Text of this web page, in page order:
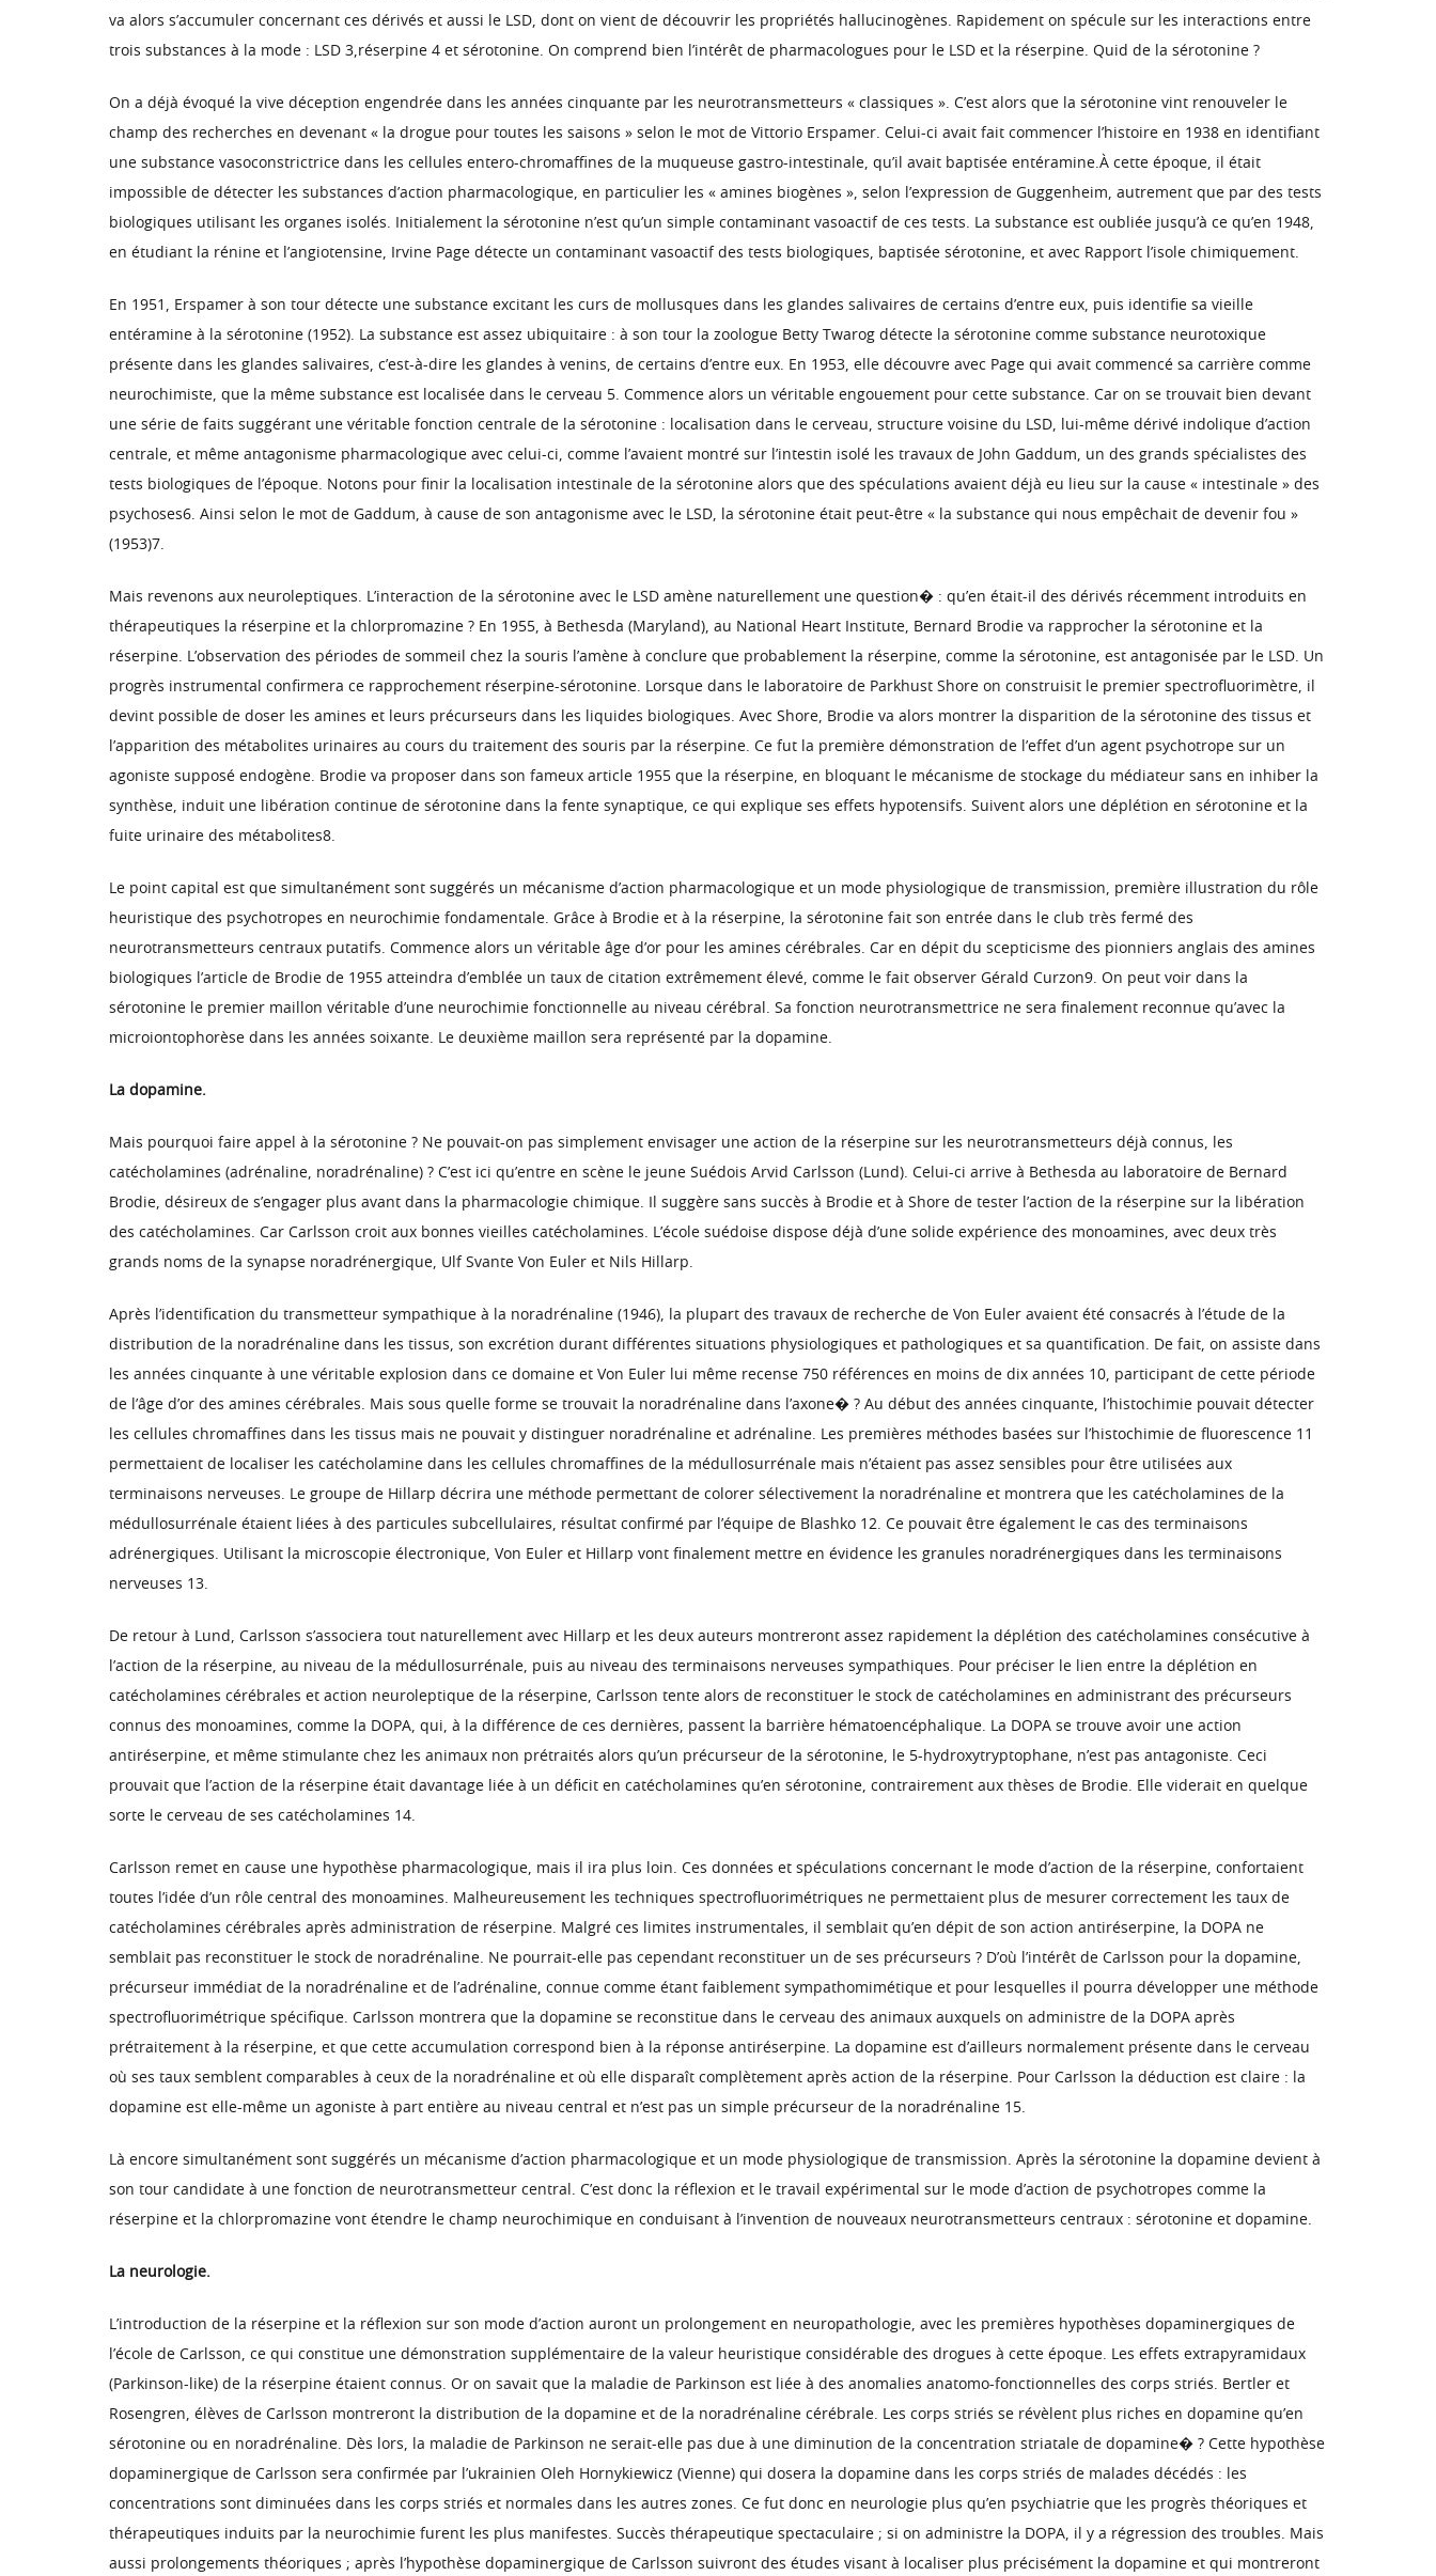
va alors s’accumuler concernant ces dérivés et aussi le LSD, dont on vient de découvrir les propriétés hallucinogènes. Rapidement on spécule sur les interactions entre
trois substances à la mode : LSD 3,réserpine 4 et sérotonine. On comprend bien l’intérêt de pharmacologues pour le LSD et la réserpine. Quid de la sérotonine ?
On a déjà évoqué la vive déception engendrée dans les années cinquante par les neurotransmetteurs « classiques ». C’est alors que la sérotonine vint renouveler le
champ des recherches en devenant « la drogue pour toutes les saisons » selon le mot de Vittorio Erspamer. Celui-ci avait fait commencer l’histoire en 1938 en identifiant
une substance vasoconstrictrice dans les cellules entero-chromaffines de la muqueuse gastro-intestinale, qu’il avait baptisée entéramine.À cette époque, il était
impossible de détecter les substances d’action pharmacologique, en particulier les « amines biogènes », selon l’expression de Guggenheim, autrement que par des tests
biologiques utilisant les organes isolés. Initialement la sérotonine n’est qu’un simple contaminant vasoactif de ces tests. La substance est oubliée jusqu’à ce qu’en 1948,
en étudiant la rénine et l’angiotensine, Irvine Page détecte un contaminant vasoactif des tests biologiques, baptisée sérotonine, et avec Rapport l’isole chimiquement.
En 1951, Erspamer à son tour détecte une substance excitant les curs de mollusques dans les glandes salivaires de certains d’entre eux, puis identifie sa vieille
entéramine à la sérotonine (1952). La substance est assez ubiquitaire : à son tour la zoologue Betty Twarog détecte la sérotonine comme substance neurotoxique
présente dans les glandes salivaires, c’est-à-dire les glandes à venins, de certains d’entre eux. En 1953, elle découvre avec Page qui avait commencé sa carrière comme
neurochimiste, que la même substance est localisée dans le cerveau 5. Commence alors un véritable engouement pour cette substance. Car on se trouvait bien devant
une série de faits suggérant une véritable fonction centrale de la sérotonine : localisation dans le cerveau, structure voisine du LSD, lui-même dérivé indolique d’action
centrale, et même antagonisme pharmacologique avec celui-ci, comme l’avaient montré sur l’intestin isolé les travaux de John Gaddum, un des grands spécialistes des
tests biologiques de l’époque. Notons pour finir la localisation intestinale de la sérotonine alors que des spéculations avaient déjà eu lieu sur la cause « intestinale » des
psychoses6. Ainsi selon le mot de Gaddum, à cause de son antagonisme avec le LSD, la sérotonine était peut-être « la substance qui nous empêchait de devenir fou »
(1953)7.
Mais revenons aux neuroleptiques. L’interaction de la sérotonine avec le LSD amène naturellement une question� : qu’en était-il des dérivés récemment introduits en
thérapeutiques la réserpine et la chlorpromazine ? En 1955, à Bethesda (Maryland), au National Heart Institute, Bernard Brodie va rapprocher la sérotonine et la
réserpine. L’observation des périodes de sommeil chez la souris l’amène à conclure que probablement la réserpine, comme la sérotonine, est antagonisée par le LSD. Un
progrès instrumental confirmera ce rapprochement réserpine-sérotonine. Lorsque dans le laboratoire de Parkhust Shore on construisit le premier spectrofluorimètre, il
devint possible de doser les amines et leurs précurseurs dans les liquides biologiques. Avec Shore, Brodie va alors montrer la disparition de la sérotonine des tissus et
l’apparition des métabolites urinaires au cours du traitement des souris par la réserpine. Ce fut la première démonstration de l’effet d’un agent psychotrope sur un
agoniste supposé endogène. Brodie va proposer dans son fameux article 1955 que la réserpine, en bloquant le mécanisme de stockage du médiateur sans en inhiber la
synthèse, induit une libération continue de sérotonine dans la fente synaptique, ce qui explique ses effets hypotensifs. Suivent alors une déplétion en sérotonine et la
fuite urinaire des métabolites8.
Le point capital est que simultanément sont suggérés un mécanisme d’action pharmacologique et un mode physiologique de transmission, première illustration du rôle
heuristique des psychotropes en neurochimie fondamentale. Grâce à Brodie et à la réserpine, la sérotonine fait son entrée dans le club très fermé des
neurotransmetteurs centraux putatifs. Commence alors un véritable âge d’or pour les amines cérébrales. Car en dépit du scepticisme des pionniers anglais des amines
biologiques l’article de Brodie de 1955 atteindra d’emblée un taux de citation extrêmement élevé, comme le fait observer Gérald Curzon9. On peut voir dans la
sérotonine le premier maillon véritable d’une neurochimie fonctionnelle au niveau cérébral. Sa fonction neurotransmettrice ne sera finalement reconnue qu’avec la
microiontophorèse dans les années soixante. Le deuxième maillon sera représenté par la dopamine.
La dopamine.
Mais pourquoi faire appel à la sérotonine ? Ne pouvait-on pas simplement envisager une action de la réserpine sur les neurotransmetteurs déjà connus, les
catécholamines (adrénaline, noradrénaline) ? C’est ici qu’entre en scène le jeune Suédois Arvid Carlsson (Lund). Celui-ci arrive à Bethesda au laboratoire de Bernard
Brodie, désireux de s’engager plus avant dans la pharmacologie chimique. Il suggère sans succès à Brodie et à Shore de tester l’action de la réserpine sur la libération
des catécholamines. Car Carlsson croit aux bonnes vieilles catécholamines. L’école suédoise dispose déjà d’une solide expérience des monoamines, avec deux très
grands noms de la synapse noradrénergique, Ulf Svante Von Euler et Nils Hillarp.
Après l’identification du transmetteur sympathique à la noradrénaline (1946), la plupart des travaux de recherche de Von Euler avaient été consacrés à l’étude de la
distribution de la noradrénaline dans les tissus, son excrétion durant différentes situations physiologiques et pathologiques et sa quantification. De fait, on assiste dans
les années cinquante à une véritable explosion dans ce domaine et Von Euler lui même recense 750 références en moins de dix années 10, participant de cette période
de l’âge d’or des amines cérébrales. Mais sous quelle forme se trouvait la noradrénaline dans l’axone� ? Au début des années cinquante, l’histochimie pouvait détecter
les cellules chromaffines dans les tissus mais ne pouvait y distinguer noradrénaline et adrénaline. Les premières méthodes basées sur l’histochimie de fluorescence 11
permettaient de localiser les catécholamine dans les cellules chromaffines de la médullosurrénale mais n’étaient pas assez sensibles pour être utilisées aux
terminaisons nerveuses. Le groupe de Hillarp décrira une méthode permettant de colorer sélectivement la noradrénaline et montrera que les catécholamines de la
médullosurrénale étaient liées à des particules subcellulaires, résultat confirmé par l’équipe de Blashko 12. Ce pouvait être également le cas des terminaisons
adrénergiques. Utilisant la microscopie électronique, Von Euler et Hillarp vont finalement mettre en évidence les granules noradrénergiques dans les terminaisons
nerveuses 13.
De retour à Lund, Carlsson s’associera tout naturellement avec Hillarp et les deux auteurs montreront assez rapidement la déplétion des catécholamines consécutive à
l’action de la réserpine, au niveau de la médullosurrénale, puis au niveau des terminaisons nerveuses sympathiques. Pour préciser le lien entre la déplétion en
catécholamines cérébrales et action neuroleptique de la réserpine, Carlsson tente alors de reconstituer le stock de catécholamines en administrant des précurseurs
connus des monoamines, comme la DOPA, qui, à la différence de ces dernières, passent la barrière hématoencéphalique. La DOPA se trouve avoir une action
antiréserpine, et même stimulante chez les animaux non prétraités alors qu’un précurseur de la sérotonine, le 5-hydroxytryptophane, n’est pas antagoniste. Ceci
prouvait que l’action de la réserpine était davantage liée à un déficit en catécholamines qu’en sérotonine, contrairement aux thèses de Brodie. Elle viderait en quelque
sorte le cerveau de ses catécholamines 14.
Carlsson remet en cause une hypothèse pharmacologique, mais il ira plus loin. Ces données et spéculations concernant le mode d’action de la réserpine, confortaient
toutes l’idée d’un rôle central des monoamines. Malheureusement les techniques spectrofluorimétriques ne permettaient plus de mesurer correctement les taux de
catécholamines cérébrales après administration de réserpine. Malgré ces limites instrumentales, il semblait qu’en dépit de son action antiréserpine, la DOPA ne
semblait pas reconstituer le stock de noradrénaline. Ne pourrait-elle pas cependant reconstituer un de ses précurseurs ? D’où l’intérêt de Carlsson pour la dopamine,
précurseur immédiat de la noradrénaline et de l’adrénaline, connue comme étant faiblement sympathomimétique et pour lesquelles il pourra développer une méthode
spectrofluorimétrique spécifique. Carlsson montrera que la dopamine se reconstitue dans le cerveau des animaux auxquels on administre de la DOPA après
prétraitement à la réserpine, et que cette accumulation correspond bien à la réponse antiréserpine. La dopamine est d’ailleurs normalement présente dans le cerveau
où ses taux semblent comparables à ceux de la noradrénaline et où elle disparaît complètement après action de la réserpine. Pour Carlsson la déduction est claire : la
dopamine est elle-même un agoniste à part entière au niveau central et n’est pas un simple précurseur de la noradrénaline 15.
Là encore simultanément sont suggérés un mécanisme d’action pharmacologique et un mode physiologique de transmission. Après la sérotonine la dopamine devient à
son tour candidate à une fonction de neurotransmetteur central. C’est donc la réflexion et le travail expérimental sur le mode d’action de psychotropes comme la
réserpine et la chlorpromazine vont étendre le champ neurochimique en conduisant à l’invention de nouveaux neurotransmetteurs centraux : sérotonine et dopamine.
La neurologie.
L’introduction de la réserpine et la réflexion sur son mode d’action auront un prolongement en neuropathologie, avec les premières hypothèses dopaminergiques de
l’école de Carlsson, ce qui constitue une démonstration supplémentaire de la valeur heuristique considérable des drogues à cette époque. Les effets extrapyramidaux
(Parkinson-like) de la réserpine étaient connus. Or on savait que la maladie de Parkinson est liée à des anomalies anatomo-fonctionnelles des corps striés. Bertler et
Rosengren, élèves de Carlsson montreront la distribution de la dopamine et de la noradrénaline cérébrale. Les corps striés se révèlent plus riches en dopamine qu’en
sérotonine ou en noradrénaline. Dès lors, la maladie de Parkinson ne serait-elle pas due à une diminution de la concentration striatale de dopamine� ? Cette hypothèse
dopaminergique de Carlsson sera confirmée par l’ukrainien Oleh Hornykiewicz (Vienne) qui dosera la dopamine dans les corps striés de malades décédés : les
concentrations sont diminuées dans les corps striés et normales dans les autres zones. Ce fut donc en neurologie plus qu’en psychiatrie que les progrès théoriques et
thérapeutiques induits par la neurochimie furent les plus manifestes. Succès thérapeutique spectaculaire ; si on administre la DOPA, il y a régression des troubles. Mais
aussi prolongements théoriques ; après l’hypothèse dopaminergique de Carlsson suivront des études visant à localiser plus précisément la dopamine et qui montreront